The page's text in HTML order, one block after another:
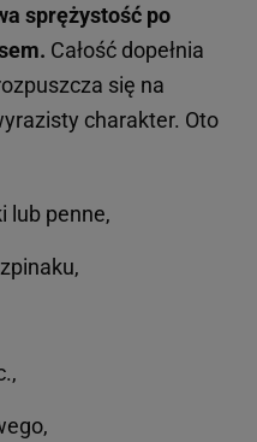
sprężystość po
Całość dopełnia
się na
charakter. Oto
lub penne,